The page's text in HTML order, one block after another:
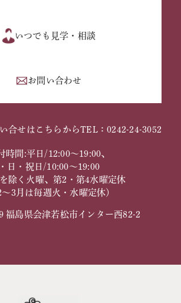
いつでも見学・相談
お問い合わせ
合せはこちらからTEL：0242-24-3052
時間:平日/12:00～19:00、
日・祝日/10:00～19:00
除く火曜、第2・第4水曜定休
～3月は毎週火・水曜定休）
福島県会津若松市インター西82-2